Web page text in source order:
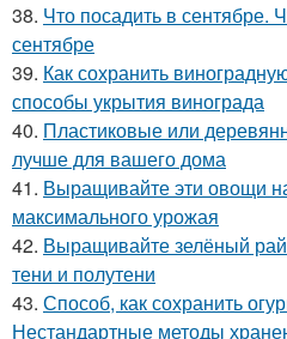
38. Что посадить в сентябре.
сентябре
39. Как сохранить
способы укрытия винограда
40. Пластиковые или
лучше для вашего дома
41. Выращивайте эти овощи
максимального урожая
42. Выращивайте зелёный
тени и полутени
43. Способ, как сохранить
Нестандартные методы